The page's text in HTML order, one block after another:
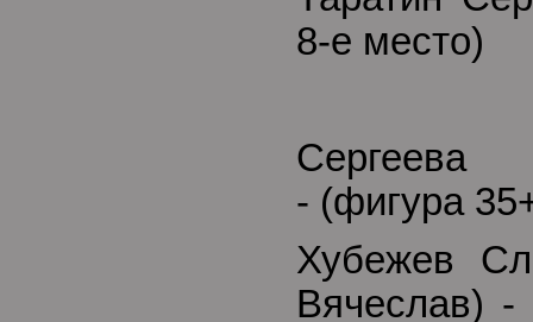
8-е место)
- (фигура
Хубежев
Вячеслав) -